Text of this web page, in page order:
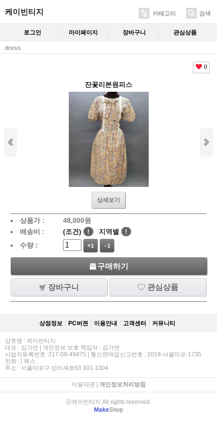
케이빈티지 카테고리 검색
로그인 마이페이지 장바구니 관심상품
dress
0
잔꽃리본원피스
상세보기
상품가 : 48,000원
배송비 :
(조건) ! 지역별
!
수량 :
+1 -1
구매하기
장바구니 관심상품
상점정보 PC버젼 이용안내 고객센터 커뮤니티
상호명 : 케이빈티지
대표 : 김가연 | 개인정보 보호 책임자 : 김가연
사업자등록번호 :217-08-49475 | 통신판매업신고번호 : 2018-서울마포-1735
전화 : | 팩스 :
주소 : 서울마포구 만리재로60 301-1004
이용약관| 개인정보처리방침
ⓒ케이빈티지 All rights reserved.
MakeShop